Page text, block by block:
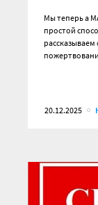
Мы теперь а
простой
20.12.2025